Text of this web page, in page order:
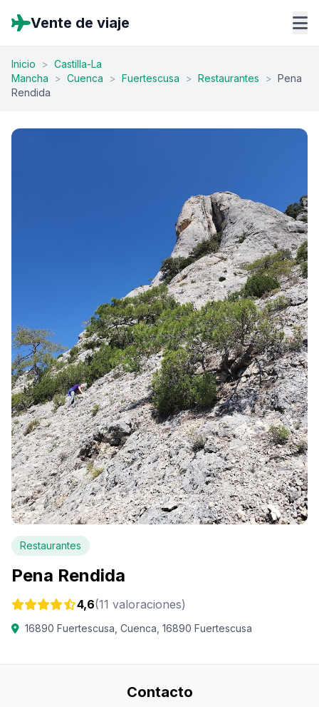
Vente de viaje
Inicio > Castilla-La
Mancha
> Cuenca > Fuertescusa > Restaurantes > Pena
Rendida
Restaurantes
Pena Rendida
4,6(11 valoraciones)
16890 Fuertescusa, Cuenca, 16890 Fuertescusa
Contacto